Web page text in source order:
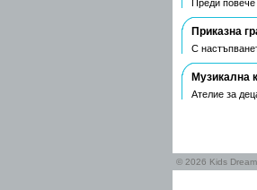
Преди
Приказна
С
Музикална
Ателие за
© 2026 Kids